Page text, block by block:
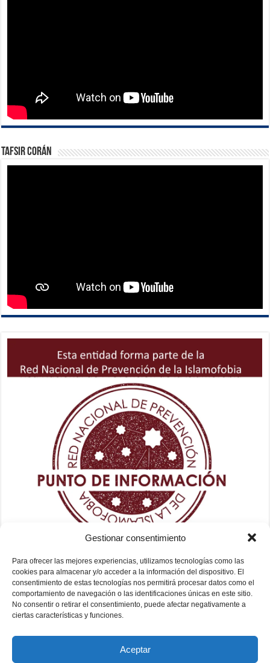
Gestionar consentimiento
Para ofrecer las mejores experiencias, utilizamos tecnologías como las
cookies para almacenar y/o acceder a la información del dispositivo. El
consentimiento de estas tecnologías nos permitirá procesar datos como el
comportamiento de navegación o las identificaciones únicas en este sitio.
No consentir o retirar el consentimiento, puede afectar negativamente a
ciertas características y funciones.
Aceptar
Tafsir Corán